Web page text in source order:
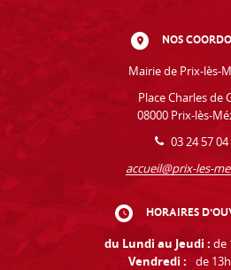
NOS
Mairie de Prix-lès-
Place Charles de
08000 Prix-lès-
03 24 57 04
accueil@prix-les-
HORAIRES
du Lundi au Jeudi : de
Vendredi :
de